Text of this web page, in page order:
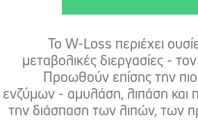
Το W-Loss περιέχει
μεταβολικές διεργασίες -
Προωθούν επίσης την
ενζύμων - αμυλάση, λιπάση και
την διάσπαση των λιπών, των